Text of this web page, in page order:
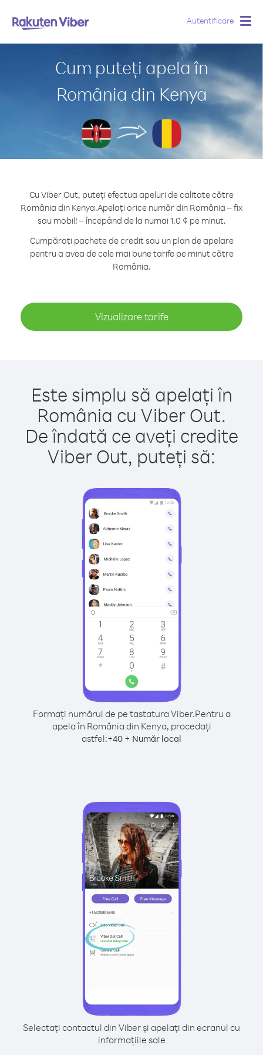
Autentificare
Cum puteți apela în
România din Kenya
Cu Viber Out, puteți efectua apeluri de calitate către
România din Kenya.Apelați orice număr din România – fix
sau mobil! – începând de la numai 1.0 ¢ pe minut.
Cumpărați pachete de credit sau un plan de apelare
pentru a avea de cele mai bune tarife pe minut către
România.
Vizualizare tarife
Este simplu să apelați în
România cu Viber Out.
De îndată ce aveți credite
Viber Out, puteți să:
Formați numărul de pe tastatura Viber.Pentru a
apela în România din Kenya, procedați
astfel:+40 + Număr local
Selectați contactul din Viber și apelați din ecranul cu
informațiile sale